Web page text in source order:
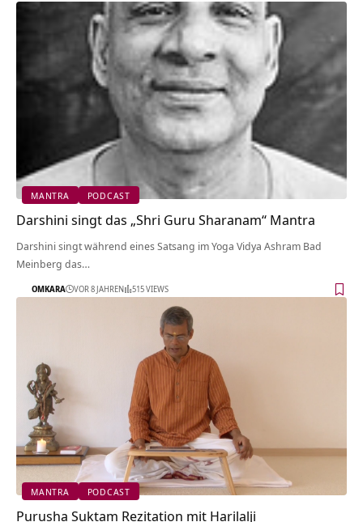
MANTRA PODCAST
Darshini singt das „Shri Guru Sharanam“ Mantra
Darshini singt während eines Satsang im Yoga Vidya Ashram Bad
Meinberg das…
OMKARA VOR 8 JAHREN 515 VIEWS
MANTRA PODCAST
Purusha Suktam Rezitation mit Harilalji